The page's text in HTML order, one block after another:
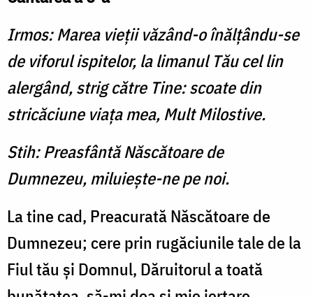
Irmos: Marea vieţii văzând-o înălţându-se
de viforul ispitelor, la limanul Tău cel lin
alergând, strig către Tine: scoate din
stricăciune viaţa mea, Mult Milostive.
Stih: Preasfântă Născătoare de
Dumnezeu, miluieşte-ne pe noi.
La tine cad, Preacurată Născătoare de
Dumnezeu; cere prin rugăciunile tale de la
Fiul tău şi Domnul, Dăruitorul a toată